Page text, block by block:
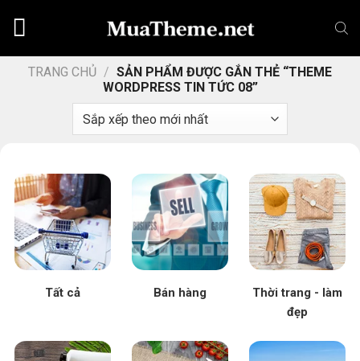
TRANG CHỦ / SẢN PHẨM ĐƯỢC GẮN THẺ “THEME
WORDPRESS TIN TỨC 08”
Tất cả Bán hàng
Thời trang - làm
đẹp